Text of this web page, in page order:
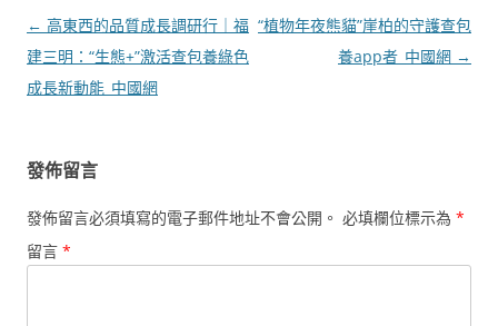
文
章
導
← 高東西的品質成長調研行｜福
建三明：“生態+”激活查包養綠色
成長新動能_中國網
“植物年夜熊貓”崖柏的守護查包
養app者_中國網 →
發佈留言
發佈留言必須填寫的電子郵件地址不會公開。 必填欄位標示為 *
留言 *